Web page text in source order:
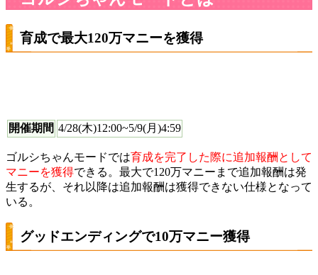
育成で最大120万マニーを獲得
開催期間 4/28(木)12:00~5/9(月)4:59
ゴルシちゃんモードでは育成を完了した際に追加報酬として
マニーを獲得できる。最大で120万マニーまで追加報酬は発
生するが、それ以降は追加報酬は獲得できない仕様となって
いる。
グッドエンディングで10万マニー獲得